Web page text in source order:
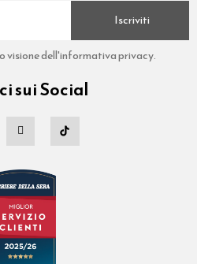
Iscriviti
visione dell'informativa privacy.
sui Social